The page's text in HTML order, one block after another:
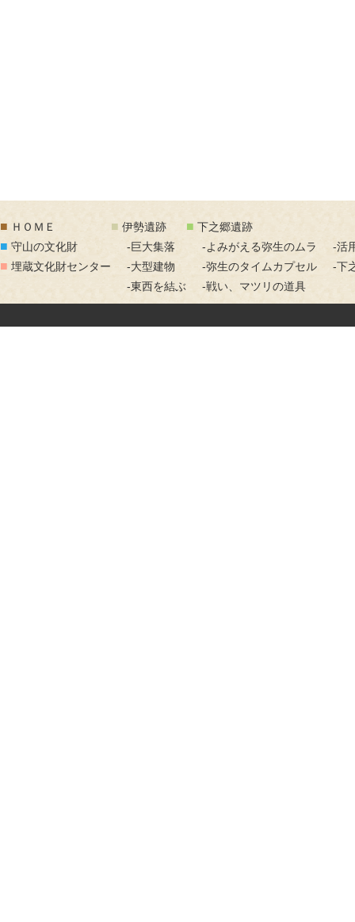
■ ＨＯＭＥ
■ 守山の文化財
■ 埋蔵文化財センター
■ 伊勢遺跡
-巨大集落
-大型建物
-東西を結ぶ
■ 下之郷遺跡
-よみがえる弥生のムラ
-弥生のタイムカプセル
-戦い、マツリの道具
-活
-下